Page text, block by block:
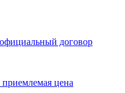
официальный договор
цена